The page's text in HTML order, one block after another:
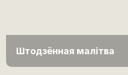
Штодзённая малітва